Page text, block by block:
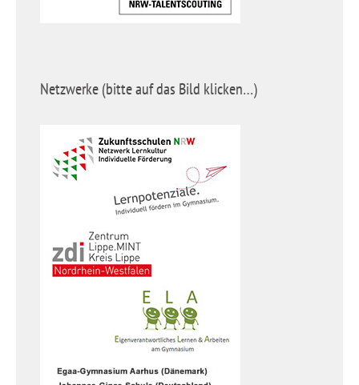
Netzwerke (bitte auf das Bild klicken…)